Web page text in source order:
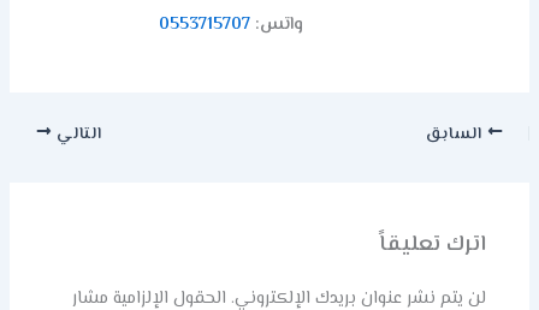
واتس: 0553715707
السابق التالي
اترك تعليقاً
لن يتم نشر عنوان بريدك الإلكتروني. الحقول الإلزامية مشار